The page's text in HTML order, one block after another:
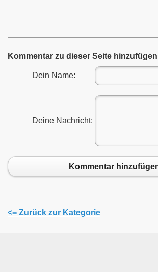
Kommentar zu dieser Seite
Dein Name:
Deine Nachricht:
Kommentar
<= Zurück zur Kategorie